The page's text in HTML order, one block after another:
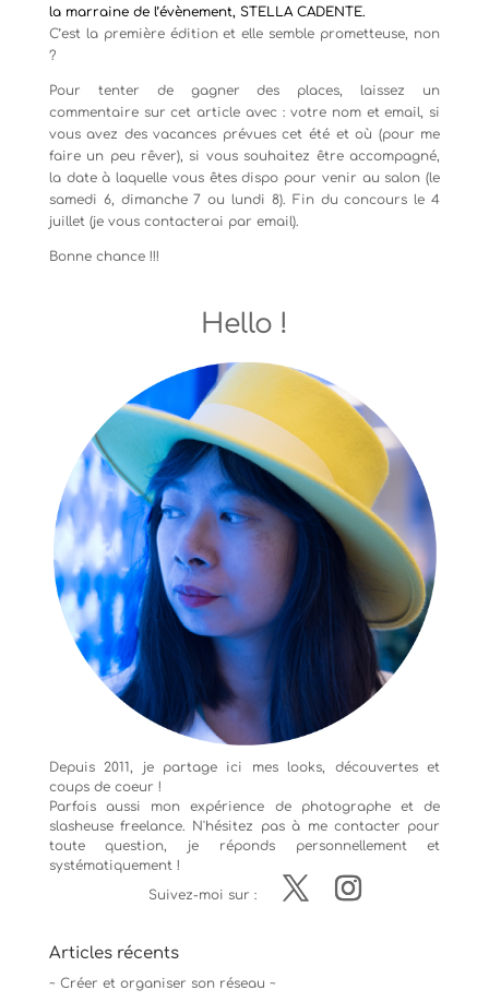
la marraine de l’évènement, STELLA CADENTE.
C’est la première édition et elle semble prometteuse, non
?
Pour tenter de gagner des places, laissez un
commentaire sur cet article avec : votre nom et email, si
vous avez des vacances prévues cet été et où (pour me
faire un peu rêver), si vous souhaitez être accompagné,
la date à laquelle vous êtes dispo pour venir au salon (le
samedi 6, dimanche 7 ou lundi 8). Fin du concours le 4
juillet (je vous contacterai par email).
Bonne chance !!!
Hello !
Depuis 2011, je partage ici mes looks, découvertes et
coups de coeur !
Parfois aussi mon expérience de photographeet de
slasheuse freelance. N'hésitez pas à me contacter pour
toute question, je réponds personnellement et
systématiquement !
Suivez-moi sur :
Articles récents
~ Créer et organiser son réseau ~